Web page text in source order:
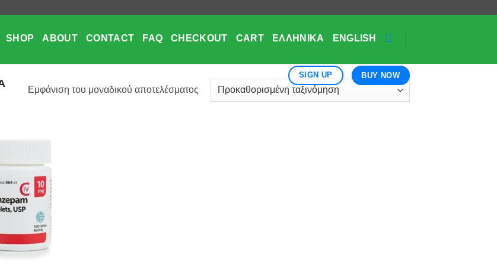
SHOP ABOUT CONTACT FAQ CHECKOUT CART ΕΛΛΗΝΙΚΆ ENGLISH
SIGN UP BUY NOW
Εμφάνιση του μοναδικού αποτελέσματος